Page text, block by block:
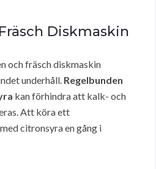
Diskmaskin
och fräsch diskmaskin
underhåll. Regelbunden
kan förhindra att kalk- och
Att köra ett
citronsyra en gång i